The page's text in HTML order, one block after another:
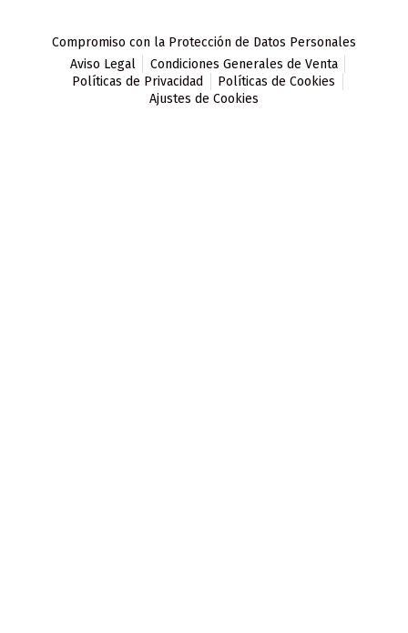
Compromiso con la Protección de Datos Personales
Aviso Legal
Condiciones Generales de Venta
Políticas de Privacidad
Políticas de Cookies
Ajustes de Cookies